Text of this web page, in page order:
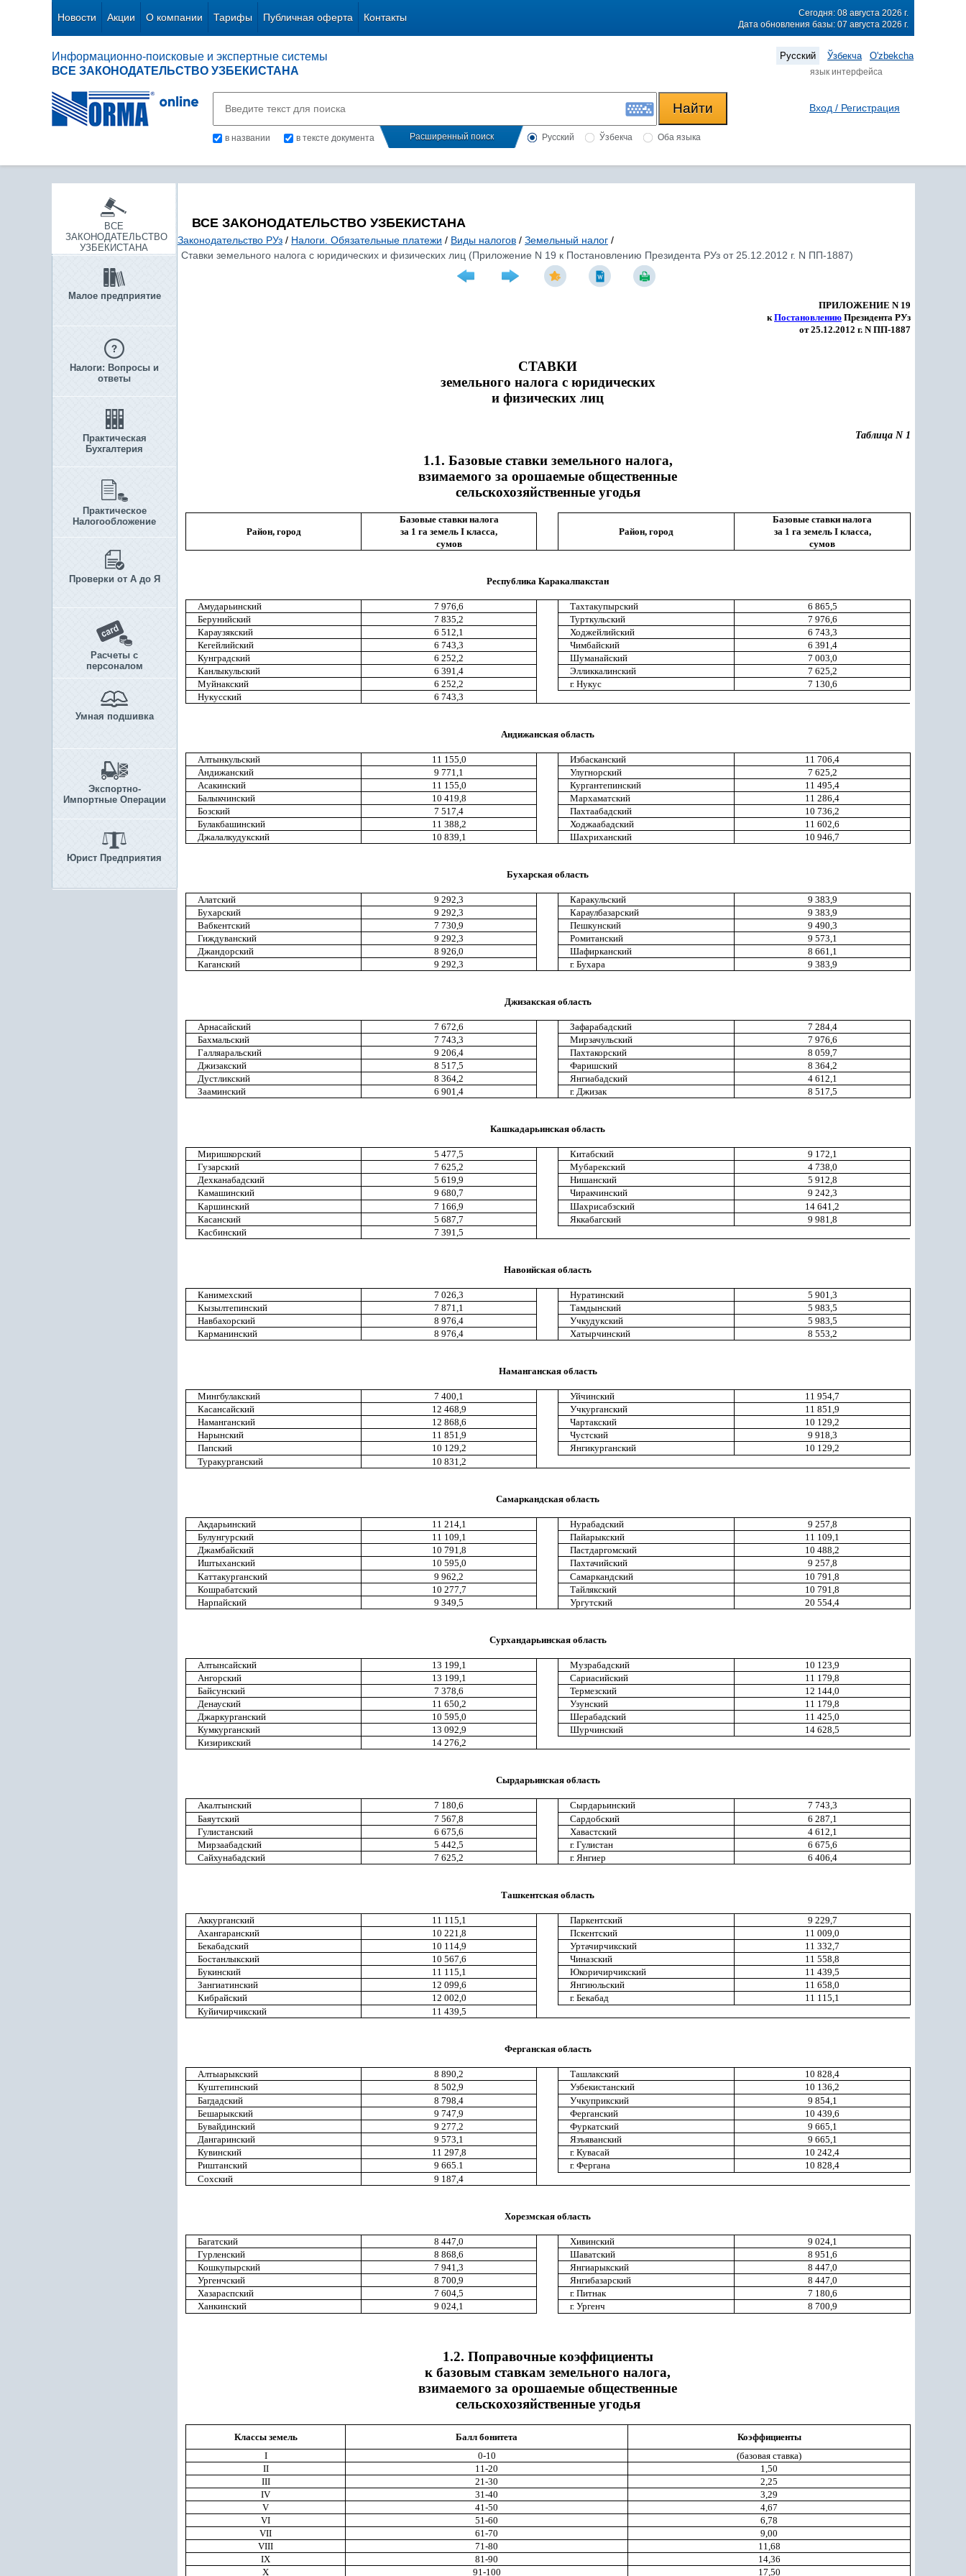
Новости Акции О компании Тарифы Публичная оферта Контакты
Сегодня: 08 августа 2026 г.
Дата обновления базы: 07 августа 2026 г.
Информационно-поисковые и экспертные системы
ВСЕ ЗАКОНОДАТЕЛЬСТВО УЗБЕКИСТАНА
Русский Ўзбекча O'zbekcha
язык интерфейса
в названии в тексте документа Расширенный поиск Русский Ўзбекча Оба языка
Вход / Регистрация
ВСЕ
ЗАКОНОДАТЕЛЬСТВО
УЗБЕКИСТАНА
Малое предприятие
Налоги: Вопросы и
ответы
Практическая
Бухгалтерия
Практическое
Налогообложение
Проверки от А до Я
Расчеты с
персоналом
Умная подшивка
Экспортно-
Импортные Операции
Юрист Предприятия
ВСЕ ЗАКОНОДАТЕЛЬСТВО УЗБЕКИСТАНА
Законодательство РУз / Налоги. Обязательные платежи / Виды налогов / Земельный налог /
Ставки земельного налога с юридических и физических лиц (Приложение N 19 к Постановлению Президента РУз от 25.12.2012 г. N ПП-1887)
ПРИЛОЖЕНИЕ N 19
кПостановлению Президента РУз
от 25.12.2012 г. N ПП-1887
СТАВКИ
земельного налога с юридических
и физических лиц
Таблица N 1
1.1. Базовые ставки земельного налога,
взимаемого за орошаемые общественные
сельскохозяйственные угодья
Район, город
Базовые ставки налога
за 1 га земель I класса,
сумов
Район, город
Базовые ставки налога
за 1 га земель I класса,
сумов
Республика Каракалпакстан
Амударьинский 7 976,6 Тахтакупырский
6 865,5
Берунийский
7 835,2 Турткульский
7 976,6
Караузякский
6 512,1 Ходжейлийский
6 743,3
Кегейлийский
6 743,3 Чимбайский
6 391,4
Кунградский
6 252,2 Шуманайский
7 003,0
Канлыкульский
6 391,4 Элликкалинский
7 625,2
Муйнакский
6 252,2 г. Нукус
7 130,6
Нукусский
6 743,3
Андижанская область
Алтынкульский 11 155,0 Избасканский
11 706,4
Андижанский
9 771,1 Улугнорский
7 625,2
Асакинский
11 155,0 Кургантепинский
11 495,4
Балыкчинский
10 419,8 Мархаматский
11 286,4
Бозский
7 517,4 Пахтаабадский
10 736,2
Булакбашинский
11 388,2 Ходжаабадский
11 602,6
Джалалкудукский
10 839,1 Шахриханский 10 946,7
Бухарская область
Алатский 9 292,3 Каракульский
9 383,9
Бухарский
9 292,3 Караулбазарский
9 383,9
Вабкентский
7 730,9 Пешкунский
9 490,3
Гиждуванский
9 292,3 Ромитанский
9 573,1
Джандорский
8 926,0 Шафирканский
8 661,1
Каганский
9 292,3 г. Бухара 9 383,9
Джизакская область
Арнасайский 7 672,6 Зафарабадский
7 284,4
Бахмальский
7 743,3 Мирзачульский
7 976,6
Галляаральский
9 206,4 Пахтакорский
8 059,7
Джизакский
8 517,5 Фаришский
8 364,2
Дустликский
8 364,2 Янгиабадский
4 612,1
Зааминский
6 901,4 г. Джизак 8 517,5
Кашкадарьинская область
Миришкорский 5 477,5 Китабский
9 172,1
Гузарский
7 625,2 Мубарекский
4 738,0
Дехканабадский
5 619,9 Нишанский
5 912,8
Камашинский
9 680,7 Чиракчинский
9 242,3
Каршинский
7 166,9 Шахрисабзский
14 641,2
Касанский
5 687,7 Яккабагский
9 981,8
Касбинский
7 391,5
Навоийская область
Канимехский 7 026,3 Нуратинский
5 901,3
Кызылтепинский
7 871,1 Тамдынский
5 983,5
Навбахорский
8 976,4 Учкудукский
5 983,5
Карманинский
8 976,4 Хатырчинский 8 553,2
Наманганская область
Мингбулакский 7 400,1 Уйчинский
11 954,7
Касансайский
12 468,9 Учкурганский
11 851,9
Наманганский
12 868,6 Чартакский
10 129,2
Нарынский
11 851,9 Чустский
9 918,3
Папский
10 129,2 Янгикурганский
10 129,2
Туракурганский
10 831,2
Самаркандская область
Акдарьинский 11 214,1 Нурабадский
9 257,8
Булунгурский
11 109,1 Пайарыкский
11 109,1
Джамбайский
10 791,8 Пастдаргомский
10 488,2
Иштыханский
10 595,0 Пахтачийский
9 257,8
Каттакурганский
9 962,2 Самаркандский
10 791,8
Кошрабатский
10 277,7 Тайлякский
10 791,8
Нарпайский
9 349,5 Ургутский 20 554,4
Сурхандарьинская область
Алтынсайский 13 199,1 Музрабадский
10 123,9
Ангорский
13 199,1 Сариасийский
11 179,8
Байсунский
7 378,6 Термезский
12 144,0
Денауский
11 650,2 Узунский
11 179,8
Джаркурганский
10 595,0 Шерабадский
11 425,0
Кумкурганский
13 092,9 Шурчинский
14 628,5
Кизирикский
14 276,2
Сырдарьинская область
Акалтынский 7 180,6 Сырдарьинский
7 743,3
Баяутский
7 567,8 Сардобский
6 287,1
Гулистанский
6 675,6 Хавастский
4 612,1
Мирзаабадский
5 442,5 г. Гулистан
6 675,6
Сайхунабадский
7 625,2 г. Янгиер 6 406,4
Ташкентская область
Аккурганский 11 115,1 Паркентский
9 229,7
Ахангаранский
10 221,8 Пскентский
11 009,0
Бекабадский
10 114,9 Уртачирчикский
11 332,7
Бостанлыкский
10 567,6 Чиназский
11 558,8
Букинский
11 115,1 Юкоричирчикский
11 439,5
Зангиатинский
12 099,6 Янгиюльский
11 658,0
Кибрайский
12 002,0 г. Бекабад
11 115,1
Куйичирчикский
11 439,5
Ферганская область
Алтыарыкский 8 890,2 Ташлакский
10 828,4
Куштепинский
8 502,9 Узбекистанский
10 136,2
Багдадский
8 798,4 Учкуприкский
9 854,1
Бешарыкский
9 747,9 Ферганский
10 439,6
Бувайдинский
9 277,2 Фуркатский
9 665,1
Дангаринский
9 573,1 Язъяванский
9 665,1
Кувинский
11 297,8 г. Кувасай
10 242,4
Риштанский
9 665.1 г. Фергана
10 828,4
Сохский
9 187,4
Хорезмская область
Багатский 8 447,0 Хивинский
9 024,1
Гурленский
8 868,6 Шаватский
8 951,6
Кошкупырский
7 941,3 Янгиарыкский
8 447,0
Ургенчский
8 700,9 Янгибазарский
8 447,0
Хазараспский
7 604,5 г. Питнак
7 180,6
Ханкинский
9 024,1 г. Ургенч 8 700,9
1.2. Поправочные коэффициенты
к базовым ставкам земельного налога,
взимаемого за орошаемые общественные
сельскохозяйственные угодья
Классы земель Балл бонитета
Коэффициенты
I
0-10
(базовая ставка)
II
11-20
1,50
III
21-30
2,25
IV
31-40
3,29
V
41-50
4,67
VI
51-60
6,78
VII
61-70
9,00
VIII
71-80
11,68
IX
81-90
14,36
X
91-100 17,50